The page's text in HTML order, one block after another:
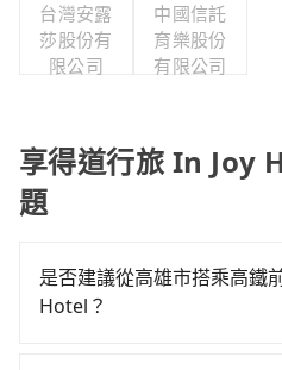
台灣安露
莎股份有
限公司
中國信託
育樂股份
有限公司
享得道行旅 In Joy
題
是否建議從高雄市搭乘高鐵
Hotel？